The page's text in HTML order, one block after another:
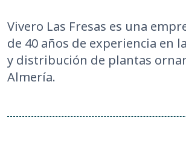
Vivero Las Fresas es una
de 40 años de experiencia en
y distribución de plantas
Almería.